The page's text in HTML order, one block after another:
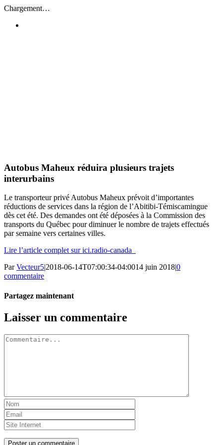
Passer
contenu
Chargement…
Autobus Maheux réduira plusieurs trajets
interurbains
Le transporteur privé Autobus Maheux prévoit d’importantes
réductions de services dans la région de l’Abitibi-Témiscamingue
dès cet été. Des demandes ont été déposées à la Commission des
transports du Québec pour diminuer le nombre de trajets effectués
par semaine vers certaines villes.
Lire l’article complet sur ici.radio-canada
ParVecteur5|2018-06-14T07:00:34-04:0014 juin 2018|0
commentaire
Partagez maintenant
Facebook
Twitter
LinkedIn
Tumblr
Pinterest
Email
Laisser un commentaire
Commentaire